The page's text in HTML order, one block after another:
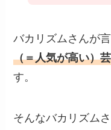
バカリズムさんが
（＝人気が高い）
す。
そんなバカリズム